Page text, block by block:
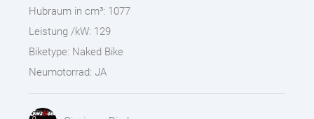
Hubraum in cm³: 1077
Leistung /kW: 129
Biketype: Naked Bike
Neumotorrad: JA